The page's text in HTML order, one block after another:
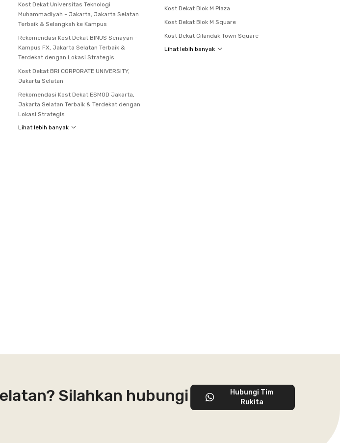
Kost Dekat Universitas Teknologi
Muhammadiyah - Jakarta, Jakarta Selatan
Terbaik & Selangkah ke Kampus
Rekomendasi Kost Dekat BINUS Senayan -
Kampus FX, Jakarta Selatan Terbaik &
Terdekat dengan Lokasi Strategis
Kost Dekat BRI CORPORATE UNIVERSITY,
Jakarta Selatan
Rekomendasi Kost Dekat ESMOD Jakarta,
Jakarta Selatan Terbaik & Terdekat dengan
Lokasi Strategis
Lihat lebih banyak
Kost Dekat Blok M Plaza
Kost Dekat Blok M Square
Kost Dekat Cilandak Town Square
Lihat lebih banyak
Silahkan hubungi
Hubungi Tim
Rukita